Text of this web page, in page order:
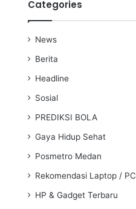
Categories
News
Berita
Headline
Sosial
PREDIKSI BOLA
Gaya Hidup Sehat
Posmetro Medan
Rekomendasi Laptop / PC
HP & Gadget Terbaru